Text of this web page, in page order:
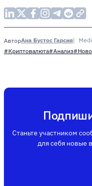
АвторАна Бустос Гарсия
#Криптовалюта#Анализ
Станьте участником
для себя новые